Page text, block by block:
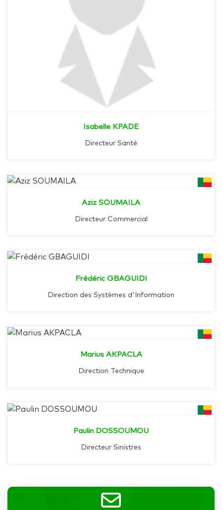
Isabelle KPADE
Directeur Santé
Aziz SOUMAILA
Directeur Commercial
Frédéric GBAGUIDI
Direction des Systèmes d'Information
Marius AKPACLA
Direction Technique
Paulin DOSSOUMOU
Directeur Sinistres